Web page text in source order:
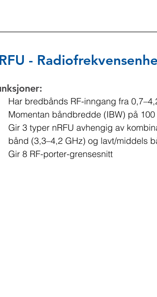
-
Har bredbånds RF-inngang fra
Momentan båndbredde (IBW) på 100
Gir 3 typer nRFU avhengig av
bånd (3,3–4,2 GHz) og lavt/middels
Gir 8 RF-porter-grensesnitt